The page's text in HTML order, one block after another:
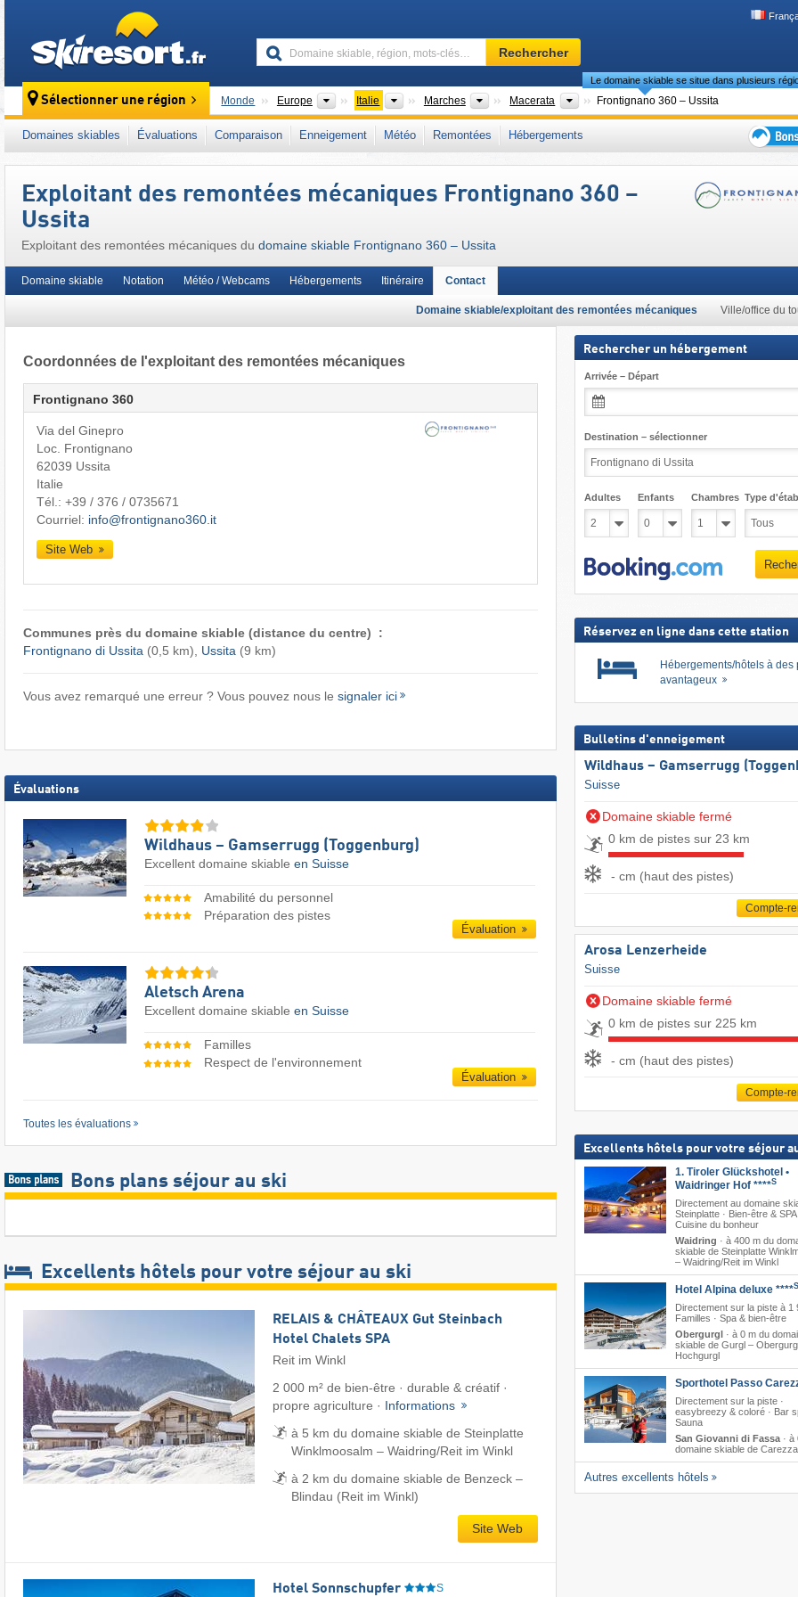
Domaine
skiable,
mots-
clés…
Rechercher
Sélectionner une région Monde Europe Continents
Italie PaysMarches Régions
Macerata Provinces
Le domaine skiable se situe dans plusieurs
Frontignano 360 – Ussita
Ce domaine skiable se situe aussi dans : Monts Sibyllins Apennin ombrien Italie centrale
,
Union européenne
Domaines skiables Évaluations Comparaison Enneigement Météo Remontées
Hébergements
séjour
Exploitant des remontées mécaniques Frontignano 360 –
Ussita
Exploitant des remontées mécaniques du domaine skiable Frontignano 360 – Ussita
Domaine skiable Notation Météo / Webcams Hébergements Itinéraire Contact
Domaine skiable/exploitant des remontées mécaniques Ville/office du
Coordonnées de l'exploitant des remontées mécaniques
Frontignano 360
Via del Ginepro
Loc. Frontignano
62039 Ussita
Italie
Tél.: +39 / 376 / 0735671
Courriel: info@frontignano360.it
Site Web
Communes près du domaine skiable (distance du centre) :
Frontignano di Ussita (0,5 km), Ussita (9 km)
Vous avez remarqué une erreur ? Vous pouvez nous le signaler ici
Évaluations
Wildhaus – Gamserrugg (Toggenburg)
Excellent domaine skiable en Suisse
Amabilité du personnel
Préparation des pistes
Évaluation
Aletsch Arena
Excellent domaine skiable en Suisse
Familles
Respect de l'environnement
Évaluation
Toutes les évaluations
Bons plans séjour au ski
Excellents hôtels pour votre séjour au ski
RELAIS & CHÂTEAUX Gut Steinbach
Hotel Chalets SPA
Reit im Winkl
2 000 m² de bien-être · durable & créatif ·
propre agriculture · Informations
à 5 km du domaine skiable de Steinplatte
Winklmoosalm – Waidring/​Reit im Winkl
à 2 km du domaine skiable de Benzeck –
Blindau (Reit im Winkl)
Site Web
Hotel Sonnschupfer S
Rechercher un hébergement
Arrivée – Départ
Destination – sélectionner
Adultes Enfants Chambres Type
Réservez en ligne dans cette station
Hébergements/hôtels à des
avantageux
Bulletins d'enneigement
Wildhaus – Gamserrugg
Suisse
Domaine skiable fermé
0 km de pistes sur 23 km
- cm (haut des pistes)
Compte-
Arosa Lenzerheide
Suisse
Domaine skiable fermé
0 km de pistes sur 225 km
- cm (haut des pistes)
Compte-
Excellents hôtels pour votre séjour
1. Tiroler Glückshotel •
Waidringer Hof ****S
Directement au domaine
Steinplatte · Bien-être & SPA
Cuisine du bonheur
Waidring · à 400 m du
skiable de Steinplatte
– Waidring/​Reit im Winkl
Hotel Alpina deluxe ****S
Directement sur la piste à 1
Familles · Spa & bien-être
Obergurgl· à 0 m du
skiable de Gurgl –
Hochgurgl
Sporthotel Passo
Directement sur la piste ·
easybreezy & coloré · Bar
Sauna
San Giovanni di Fassa· à
domaine skiable de Carezza
Autres excellents hôtels